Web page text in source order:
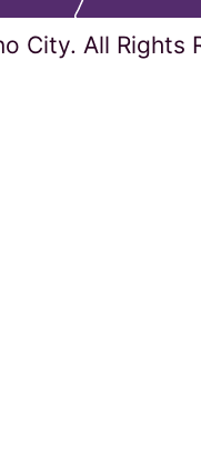
City. All Rights